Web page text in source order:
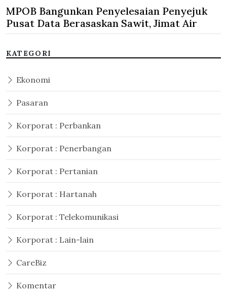
MPOB Bangunkan Penyelesaian Penyejuk
Pusat Data Berasaskan Sawit, Jimat Air
KATEGORI
Ekonomi
Pasaran
Korporat : Perbankan
Korporat : Penerbangan
Korporat : Pertanian
Korporat : Hartanah
Korporat : Telekomunikasi
Korporat : Lain-lain
CareBiz
Komentar